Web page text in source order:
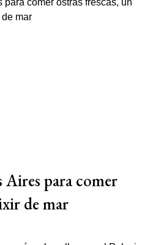
Aires para comer
de mar